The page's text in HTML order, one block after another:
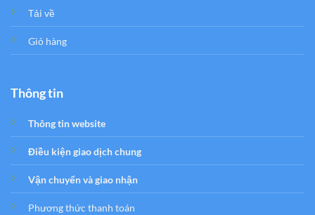
Tải về
Giỏ hàng
Thông tin
Thông tin website
Điều kiện giao dịch chung
Vận chuyển và giao nhận
Phương thức thanh toán